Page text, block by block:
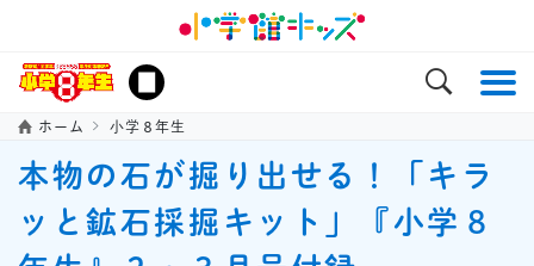
ホーム 小学８年生
本物の石が掘り出せる！「キラ
ッと鉱石採掘キット」『小学８